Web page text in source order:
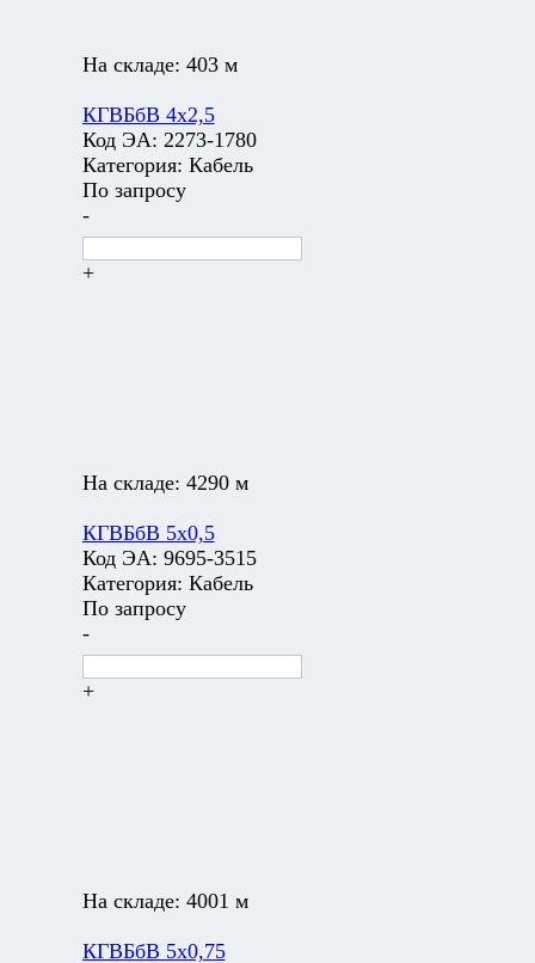
На складе: 403 м
КГВБбВ 4х2,5
Код ЭА: 2273-1780
Категория: Кабель
По запросу
-
+
На складе: 4290 м
КГВБбВ 5х0,5
Код ЭА: 9695-3515
Категория: Кабель
По запросу
-
+
На складе: 4001 м
КГВБбВ 5х0,75